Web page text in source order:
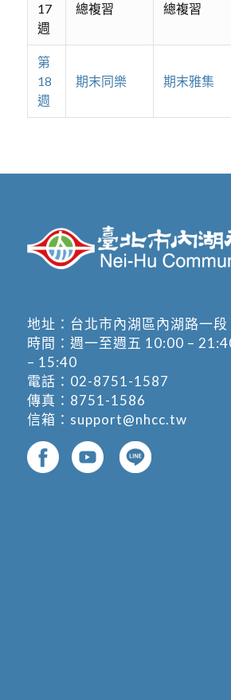
17
週
總複習 總複習
第
18
週
期末同樂 期末雅集
地址： 台北市內湖區內湖路一
時間：週一至週五 10:00 –
– 15:40
電話： 02-8751-1587
傳真：8751-1586
信箱： support@nhcc.tw